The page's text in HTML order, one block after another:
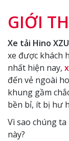
GIỚI
Xe tải Hino
xe được khách
nhất hiện nay,
đến vẻ ngoài
khung gầm
bền bỉ, ít bị hư
Vì sao chúng
này?